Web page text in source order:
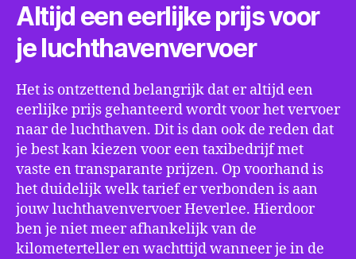
Altijd een eerlijke prijs voor
je luchthavenvervoer
Het is ontzettend belangrijk dat er altijd een
eerlijke prijs gehanteerd wordt voor het vervoer
naar de luchthaven. Dit is dan ook de reden dat
je best kan kiezen voor een taxibedrijf met
vaste en transparante prijzen. Op voorhand is
het duidelijk welk tarief er verbonden is aan
jouw luchthavenvervoer Heverlee. Hierdoor
ben je niet meer afhankelijk van de
kilometerteller en wachttijd wanneer je in de